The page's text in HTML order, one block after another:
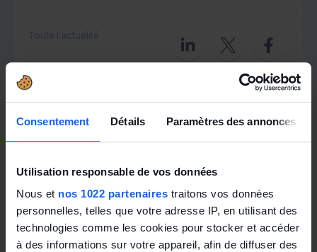
Consentement Détails Paramètres des annonces
Utilisation responsable de vos données
Nous et nos 1022 partenaires traitons vos données
personnelles, telles que votre adresse IP, en utilisant des
technologies comme les cookies pour stocker et accéder
à des informations sur votre appareil, afin de diffuser des